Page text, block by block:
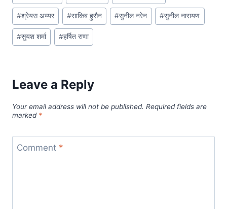
#श्रेयस अय्यर #साकिब हुसैन #सुनील नरेन #सुनील नारायण
#सुयश शर्मा #हर्षित राणा
Leave a Reply
Your email address will not be published. Required fields are
marked *
Comment *